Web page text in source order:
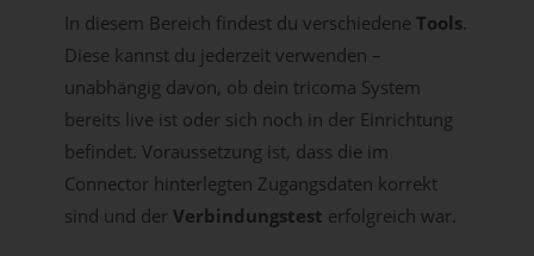
In diesem Bereich findest du verschiedene Tools.
Diese kannst du jederzeit verwenden –
unabhängig davon, ob dein tricoma System
bereits live ist oder sich noch in der Einrichtung
befindet. Voraussetzung ist, dass die im
Connector hinterlegten Zugangsdaten korrekt
sind und der Verbindungstest erfolgreich war.